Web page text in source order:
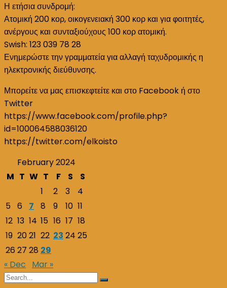
Η ετήσια συνδρομή:
Ατομική 200 κορ, οικογενειακή 300 κορ και για φοιτητές,
ανέργους και συνταξιούχους 100 κορ ατομική.
Swish: 123 039 78 28
Ενημερώστε την γραμματεία για αλλαγή ταχυδρομικής η
ηλεκτρονικής διεύθυνσης.
Μπορείτε να μας επισκεφτείτε και στο Facebook ή στο
Twitter
https://www.facebook.com/profile.php?
id=100064588036120
https://twitter.com/elkoisto
February 2024
M T W T F S
S
1
2 3
4
5 6 7 8 9 10 11
12 13 14 15 16 17 18
19 2021 22 23 24 25
26 27 28 29
« Dec
Mar »
Search
Search